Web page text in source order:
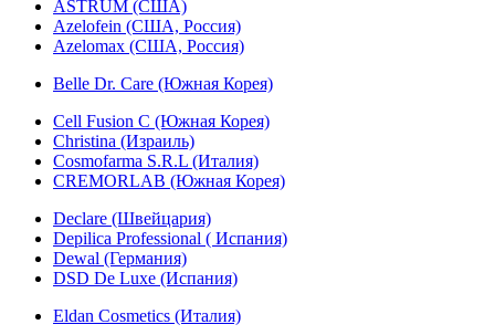
ASTRUM (США)
Azelofein (США, Россия)
Azelomax (США, Россия)
Belle Dr. Care (Южная Корея)
Cell Fusion C (Южная Корея)
Christina (Израиль)
Cosmofarma S.R.L (Италия)
CREMORLAB (Южная Корея)
Declare (Швейцария)
Depilica Professional ( Испания)
Dewal (Германия)
DSD De Luxe (Испания)
Eldan Cosmetics (Италия)